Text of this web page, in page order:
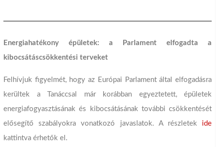
Energiahatékony épületek: a Parlament elfogadta a
kibocsátáscsökkentési terveket
Felhívjuk figyelmét, hogy az Európai Parlament által elfogadásra
kerültek a Tanáccsal már korábban egyeztetett, épületek
energiafogyasztásának és kibocsátásának további csökkentését
elősegítő szabályokra vonatkozó javaslatok. A részletek ide
kattintva érhetők el.